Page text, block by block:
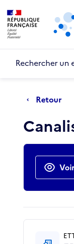
Aller au menu principal
Rechercher un
Retour